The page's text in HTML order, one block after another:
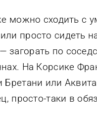
можно сходить с
просто сидеть
по
На Корсике
Бретани или
просто-таки в